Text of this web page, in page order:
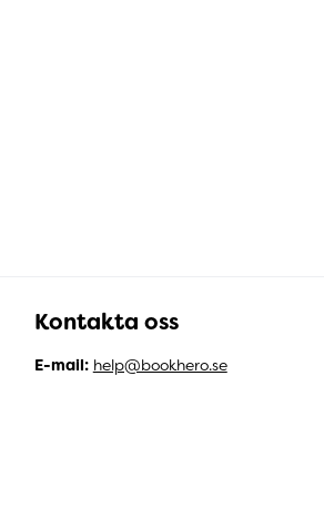
Kontakta oss
E-mail: help@bookhero.se